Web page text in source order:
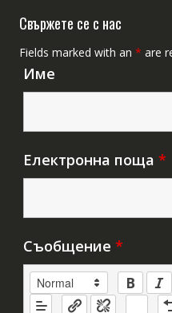
Свържете се с нас
Fields marked with an * are
Име
Електронна поща *
Съобщение *